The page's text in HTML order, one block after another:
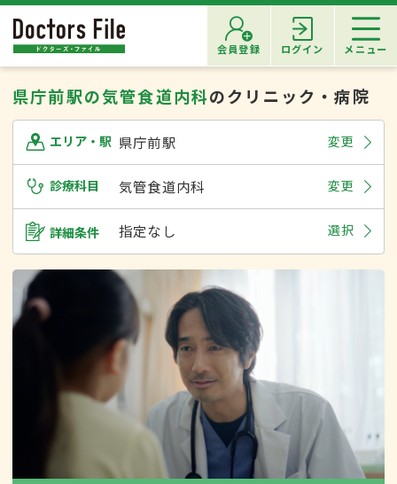
会員登録 ログイン メニュー
県庁前駅の気管食道内科のクリニック・病院
エリア・駅 県庁前駅 変更
診療科目 気管食道内科 変更
詳細条件 指定なし 選択